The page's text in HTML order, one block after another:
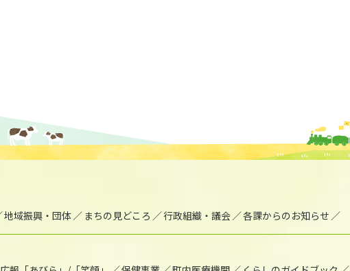
地域振興・団体 まちの見どころ 行政組織・議会 各課からのお知らせ